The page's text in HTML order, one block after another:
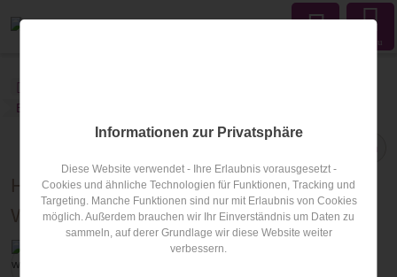
Menu
Blogartikel
Hotel des Monats Februar: Hüttenhof -
Wellnesshotel & Luxus-Bergchalets.****S
01.02.2025
Informationen zur Privatsphäre
Diese Website verwendet - Ihre Erlaubnis vorausgesetzt -
Cookies und ähnliche Technologien für Funktionen, Tracking und
Targeting. Manche Funktionen sind nur mit Erlaubnis von Cookies
möglich. Außerdem brauchen wir Ihr Einverständnis um Daten zu
sammeln, auf derer Grundlage wir diese Website weiter
verbessern.